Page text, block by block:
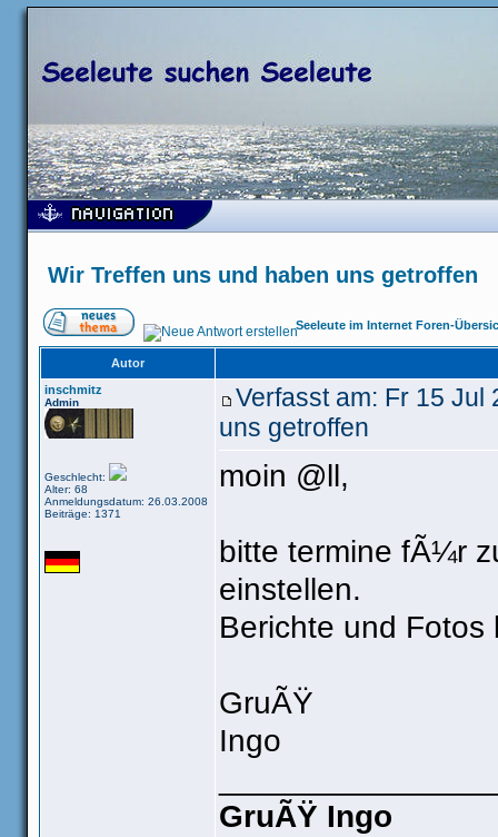
Wir Treffen uns und haben uns getroffen
Seeleute im Internet Foren-
Autor
inschmitz
Admin
Geschlecht:
Alter: 68
Anmeldungsdatum: 26.03.2008
Beiträge: 1371
Verfasst am: Fr 15
uns getroffen
moin @ll,
bitte termine fÃ¼r
einstellen.
Berichte und
GruÃŸ
Ingo
GruÃŸ Ingo